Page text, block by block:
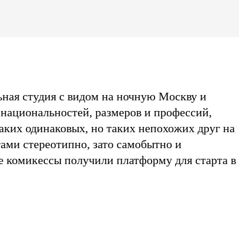
студия с видом на ночную Москву и
размеров и профессий,
одинаковых, но таких непохожих друг на
стереотипно, зато самобытно и
получили платформу для старта в